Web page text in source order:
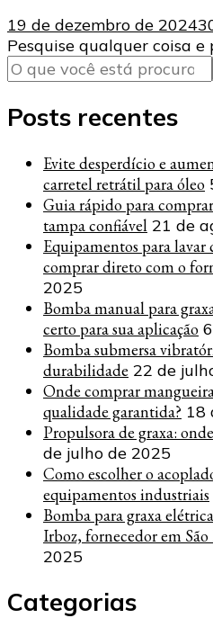
19 de dezembro de 2024
Procurando
algo?
Pesquise qualquer coisa e
Posts recentes
Evite desperdício e
carretel retrátil para óleo
Guia rápido para
tampa confiável 21 de
Equipamentos para lavar
comprar direto com o
2025
Bomba manual para
certo para sua aplicação
Bomba submersa
durabilidade 22 de
Onde comprar
qualidade garantida? 18
Propulsora de graxa:
de julho de 2025
Como escolher o
equipamentos industriais
Bomba para graxa
Irboz, fornecedor em São
2025
Categorias